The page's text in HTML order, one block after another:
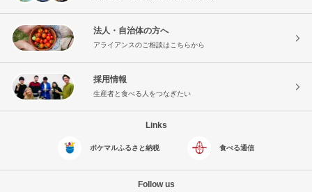
法人・自治体の方へ
アライアンスのご相談はこちらから
採用情報
生産者と食べる人をつなぎたい
Links
ポケマルふるさと納税 食べる通信
Follow us